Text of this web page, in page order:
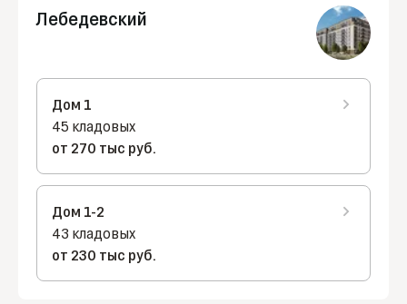
Лебедевский
Дом 1
45 кладовых
от 270 тыс руб.
Дом 1-2
43 кладовых
от 230 тыс руб.